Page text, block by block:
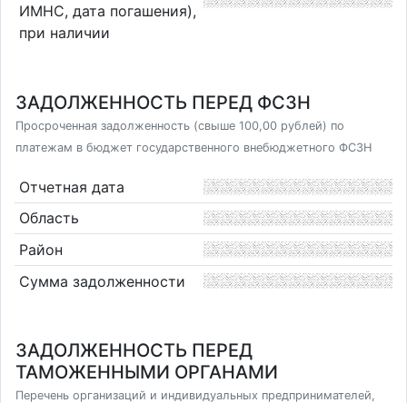
ИМНС, дата погашения),
при наличии
ЗАДОЛЖЕННОСТЬ ПЕРЕД ФСЗН
Просроченная задолженность (свыше 100,00 рублей) по
платежам в бюджет государственного внебюджетного ФСЗН
Отчетная дата
Область
Район
Сумма задолженности
ЗАДОЛЖЕННОСТЬ ПЕРЕД
ТАМОЖЕННЫМИ ОРГАНАМИ
Перечень организаций и индивидуальных предпринимателей,